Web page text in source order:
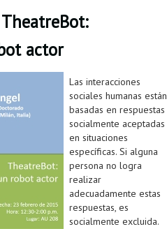
actor
Las interacciones
sociales humanas están
basadas en respuestas
socialmente aceptadas
en situaciones
específicas. Si alguna
persona no logra
realizar
adecuadamente estas
respuestas, es
socialmente excluida.